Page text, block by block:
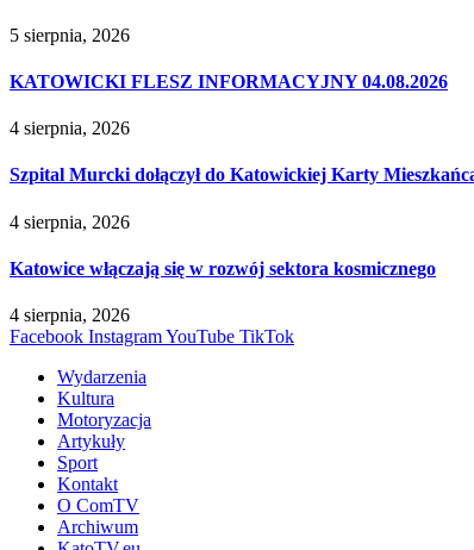
5 sierpnia, 2026
KATOWICKI FLESZ INFORMACYJNY 04.08.2026
4 sierpnia, 2026
Szpital Murcki dołączył do Katowickiej Karty
4 sierpnia, 2026
Katowice włączają się w rozwój sektora kosmicznego
4 sierpnia, 2026
Facebook InstagramYouTube TikTok
Wydarzenia
Kultura
Motoryzacja
Artykuły
Sport
Kontakt
O ComTV
Archiwum